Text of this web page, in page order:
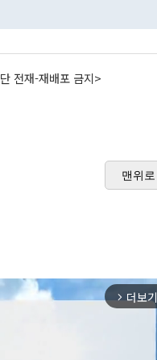
전재-재배포 금지>
맨위로
arrow_forward_ios 더보기